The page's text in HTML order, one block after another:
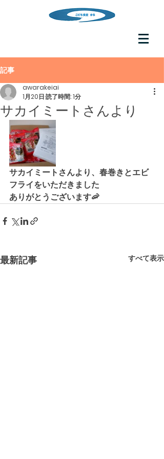
記事
サカイミートさんより
awarakeiai
1月20日読了時間: 1分
サカイミートさんより、春巻きとエビ
フライをいただきました
ありがとうございます🦐
最新記事 すべて表示